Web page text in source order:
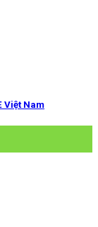
Việt Nam